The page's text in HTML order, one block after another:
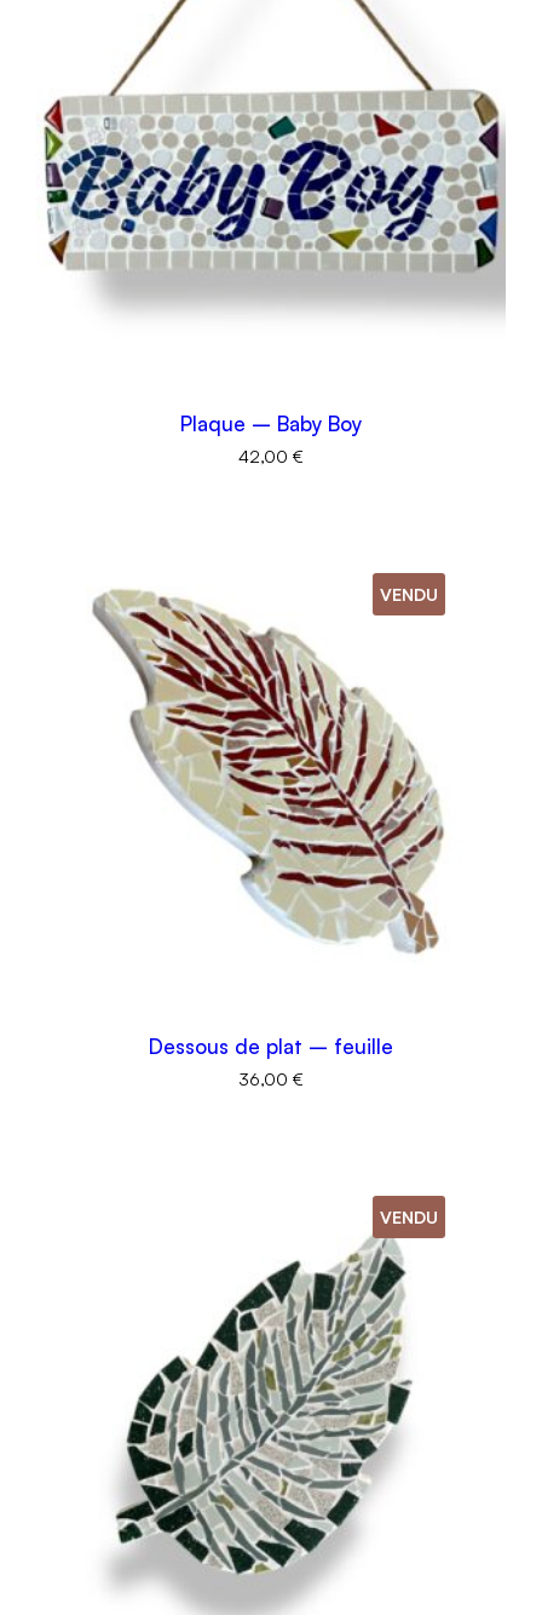
Plaque – Baby Boy
42,00 €
VENDU
Dessous de plat – feuille
36,00 €
VENDU